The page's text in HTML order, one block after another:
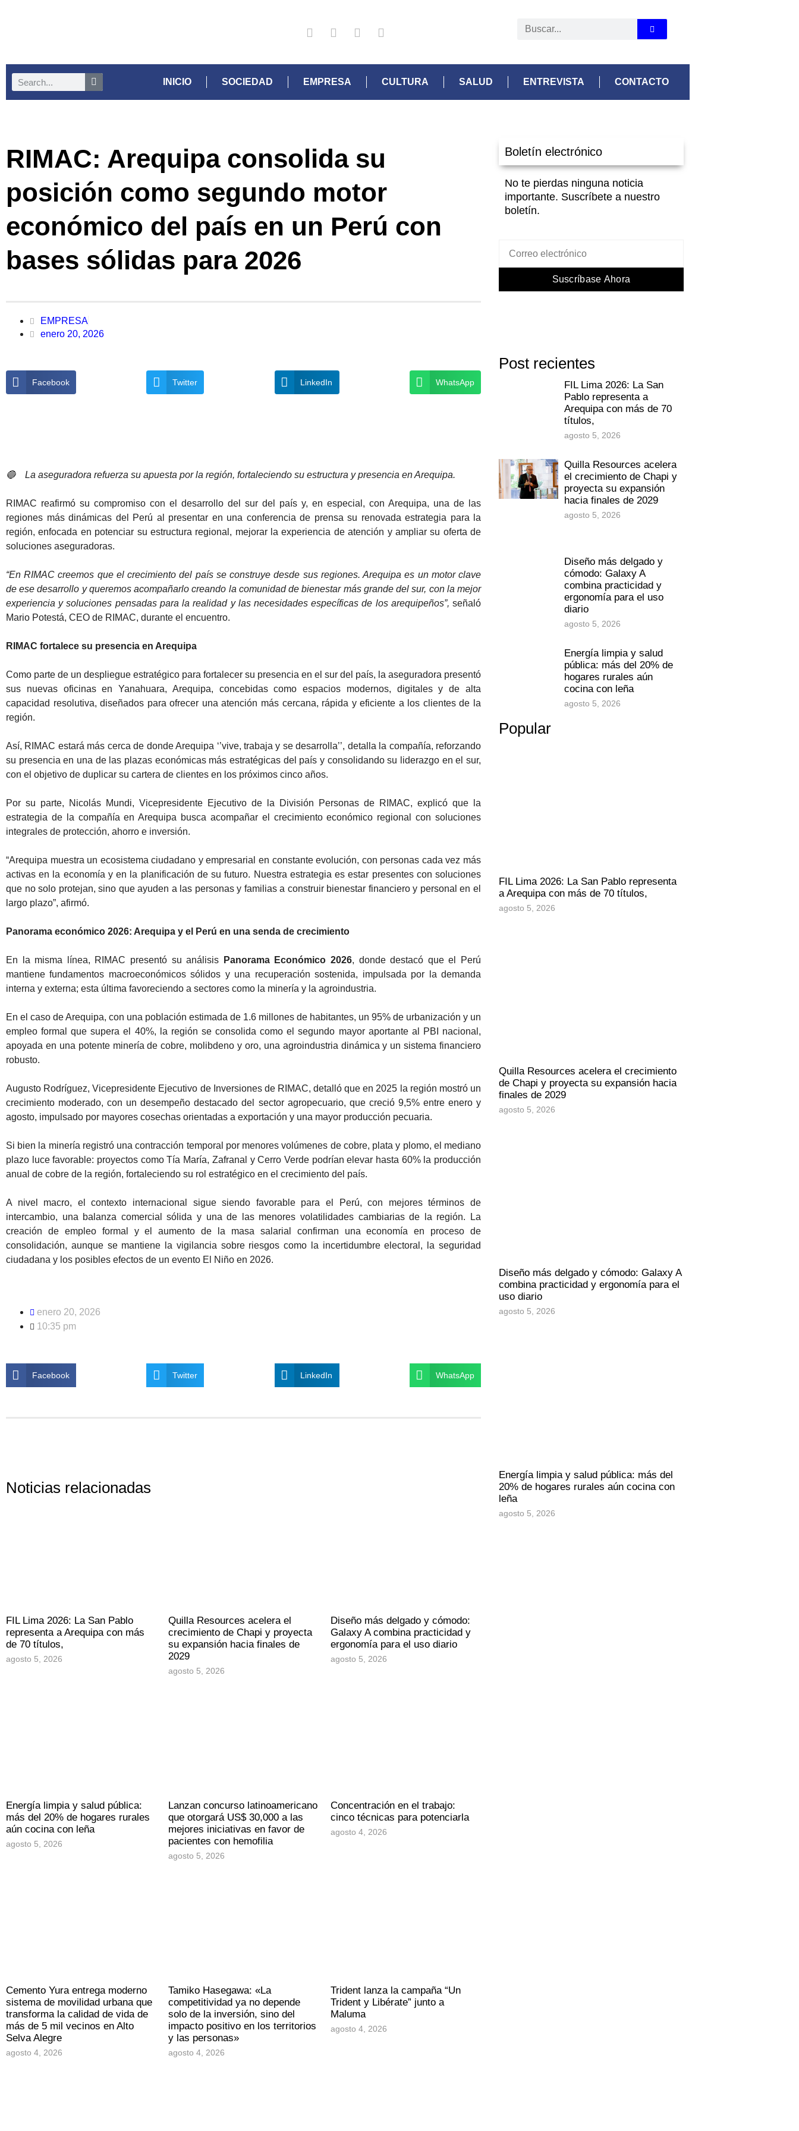
INICIO SOCIEDAD EMPRESA CULTURA SALUD ENTREVISTA CONTACTO
RIMAC: Arequipa consolida su
posición como segundo motor
económico del país en un Perú con
bases sólidas para 2026
EMPRESA
enero 20, 2026
Facebook Twitter LinkedIn WhatsApp
🔵La aseguradora refuerza su apuesta por la región, fortaleciendo su estructura y presencia en Arequipa.
RIMAC reafirmó su compromiso con el desarrollo del sur del país y, en especial, con Arequipa, una de las
regiones más dinámicas del Perú al presentar en una conferencia de prensa su renovada estrategia para la
región, enfocada en potenciar su estructura regional, mejorar la experiencia de atención y ampliar su oferta de
soluciones aseguradoras.
“En RIMAC creemos que el crecimiento del país se construye desde sus regiones. Arequipa es un motor clave
de ese desarrollo y queremos acompañarlo creando la comunidad de bienestar más grande del sur, con la mejor
experiencia y soluciones pensadas para la realidad y las necesidades específicas de los arequipeños”, señaló
Mario Potestá, CEO de RIMAC, durante el encuentro.
RIMAC fortalece su presencia en Arequipa
Como parte de un despliegue estratégico para fortalecer su presencia en el sur del país, la aseguradora presentó
sus nuevas oficinas en Yanahuara, Arequipa, concebidas como espacios modernos, digitales y de alta
capacidad resolutiva, diseñados para ofrecer una atención más cercana, rápida y eficiente a los clientes de la
región.
Así, RIMAC estará más cerca de donde Arequipa ‘’vive, trabaja y se desarrolla’’, detalla la compañía, reforzando
su presencia en una de las plazas económicas más estratégicas del país y consolidando su liderazgo en el sur,
con el objetivo de duplicar su cartera de clientes en los próximos cinco años.
Por su parte, Nicolás Mundi, Vicepresidente Ejecutivo de la División Personas de RIMAC, explicó que la
estrategia de la compañía en Arequipa busca acompañar el crecimiento económico regional con soluciones
integrales de protección, ahorro e inversión.
“Arequipa muestra un ecosistema ciudadano y empresarial en constante evolución, con personas cada vez más
activas en la economía y en la planificación de su futuro. Nuestra estrategia es estar presentes con soluciones
que no solo protejan, sino que ayuden a las personas y familias a construir bienestar financiero y personal en el
largo plazo”, afirmó.
Panorama económico 2026: Arequipa y el Perú en una senda de crecimiento
En la misma línea, RIMAC presentó su análisis Panorama Económico 2026, donde destacó que el Perú
mantiene fundamentos macroeconómicos sólidos y una recuperación sostenida, impulsada por la demanda
interna y externa; esta última favoreciendo a sectores como la minería y la agroindustria.
En el caso de Arequipa, con una población estimada de 1.6 millones de habitantes, un 95% de urbanización y un
empleo formal que supera el 40%, la región se consolida como el segundo mayor aportante al PBI nacional,
apoyada en una potente minería de cobre, molibdeno y oro, una agroindustria dinámica y un sistema financiero
robusto.
Augusto Rodríguez, Vicepresidente Ejecutivo de Inversiones de RIMAC, detalló que en 2025 la región mostró un
crecimiento moderado, con un desempeño destacado del sector agropecuario, que creció 9,5% entre enero y
agosto, impulsado por mayores cosechas orientadas a exportación y una mayor producción pecuaria.
Si bien la minería registró una contracción temporal por menores volúmenes de cobre, plata y plomo, el mediano
plazo luce favorable: proyectos como Tía María, Zafranal y Cerro Verde podrían elevar hasta 60% la producción
anual de cobre de la región, fortaleciendo su rol estratégico en el crecimiento del país.
A nivel macro, el contexto internacional sigue siendo favorable para el Perú, con mejores términos de
intercambio, una balanza comercial sólida y una de las menores volatilidades cambiarias de la región. La
creación de empleo formal y el aumento de la masa salarial confirman una economía en proceso de
consolidación, aunque se mantiene la vigilancia sobre riesgos como la incertidumbre electoral, la seguridad
ciudadana y los posibles efectos de un evento El Niño en 2026.
enero 20, 2026
10:35 pm
Facebook Twitter LinkedIn WhatsApp
Noticias relacionadas
FIL Lima 2026: La San Pablo
representa a Arequipa con más
de 70 títulos,
agosto 5, 2026
Quilla Resources acelera el
crecimiento de Chapi y proyecta
su expansión hacia finales de
2029
agosto 5, 2026
Diseño más delgado y cómodo:
Galaxy A combina practicidad y
ergonomía para el uso diario
agosto 5, 2026
Energía limpia y salud pública:
más del 20% de hogares rurales
aún cocina con leña
agosto 5, 2026
Lanzan concurso latinoamericano
que otorgará US$ 30,000 a las
mejores iniciativas en favor de
pacientes con hemofilia
agosto 5, 2026
Concentración en el trabajo:
cinco técnicas para potenciarla
agosto 4, 2026
Cemento Yura entrega moderno
sistema de movilidad urbana que
transforma la calidad de vida de
más de 5 mil vecinos en Alto
Selva Alegre
agosto 4, 2026
Tamiko Hasegawa: «La
competitividad ya no depende
solo de la inversión, sino del
impacto positivo en los territorios
y las personas»
agosto 4, 2026
Trident lanza la campaña “Un
Trident y Libérate” junto a
Maluma
agosto 4, 2026
Boletín electrónico
No te pierdas ninguna noticia
importante. Suscríbete a nuestro
boletín.
Suscríbase Ahora
Post recientes
FIL Lima 2026: La San
Pablo representa a
Arequipa con más de 70
títulos,
agosto 5, 2026
Quilla Resources acelera
el crecimiento de Chapi y
proyecta su expansión
hacia finales de 2029
agosto 5, 2026
Diseño más delgado y
cómodo: Galaxy A
combina practicidad y
ergonomía para el uso
diario
agosto 5, 2026
Energía limpia y salud
pública: más del 20% de
hogares rurales aún
cocina con leña
agosto 5, 2026
Popular
FIL Lima 2026: La San Pablo representa
a Arequipa con más de 70 títulos,
agosto 5, 2026
Quilla Resources acelera el crecimiento
de Chapi y proyecta su expansión hacia
finales de 2029
agosto 5, 2026
Diseño más delgado y cómodo: Galaxy A
combina practicidad y ergonomía para el
uso diario
agosto 5, 2026
Energía limpia y salud pública: más del
20% de hogares rurales aún cocina con
leña
agosto 5, 2026